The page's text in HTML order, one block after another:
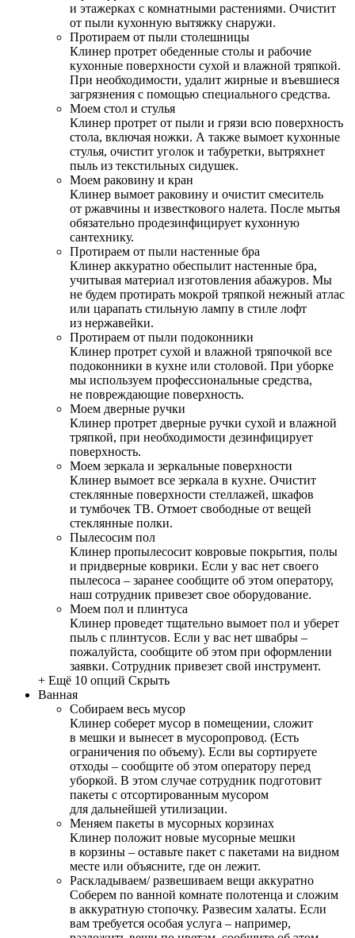
и этажерках с комнатными растениями. Очистит
от пыли кухонную вытяжку снаружи.
Протираем от пыли столешницы
Клинер протрет обеденные столы и рабочие
кухонные поверхности сухой и влажной тряпкой.
При необходимости, удалит жирные и въевшиеся
загрязнения с помощью специального средства.
Моем стол и стулья
Клинер протрет от пыли и грязи всю поверхность
стола, включая ножки. А также вымоет кухонные
стулья, очистит уголок и табуретки, вытряхнет
пыль из текстильных сидушек.
Моем раковину и кран
Клинер вымоет раковину и очистит смеситель
от ржавчины и известкового налета. После мытья
обязательно продезинфицирует кухонную
сантехнику.
Протираем от пыли настенные бра
Клинер аккуратно обеспылит настенные бра,
учитывая материал изготовления абажуров. Мы
не будем протирать мокрой тряпкой нежный атлас
или царапать стильную лампу в стиле лофт
из нержавейки.
Протираем от пыли подоконники
Клинер протрет сухой и влажной тряпочкой все
подоконники в кухне или столовой. При уборке
мы используем профессиональные средства,
не повреждающие поверхность.
Моем дверные ручки
Клинер протрет дверные ручки сухой и влажной
тряпкой, при необходимости дезинфицирует
поверхность.
Моем зеркала и зеркальные поверхности
Клинер вымоет все зеркала в кухне. Очистит
стеклянные поверхности стеллажей, шкафов
и тумбочек ТВ. Отмоет свободные от вещей
стеклянные полки.
Пылесосим пол
Клинер пропылесосит ковровые покрытия, полы
и придверные коврики. Если у вас нет своего
пылесоса – заранее сообщите об этом оператору,
наш сотрудник привезет свое оборудование.
Моем пол и плинтуса
Клинер проведет тщательно вымоет пол и уберет
пыль с плинтусов. Если у вас нет швабры –
пожалуйста, сообщите об этом при оформлении
заявки. Сотрудник привезет свой инструмент.
+ Ещё 10 опций Скрыть
Ванная
Собираем весь мусор
Клинер соберет мусор в помещении, сложит
в мешки и вынесет в мусоропровод. (Есть
ограничения по объему). Если вы сортируете
отходы – сообщите об этом оператору перед
уборкой. В этом случае сотрудник подготовит
пакеты с отсортированным мусором
для дальнейшей утилизации.
Меняем пакеты в мусорных корзинах
Клинер положит новые мусорные мешки
в корзины – оставьте пакет с пакетами на видном
месте или объясните, где он лежит.
Раскладываем/ развешиваем вещи аккуратно
Соберем по ванной комнате полотенца и сложим
в аккуратную стопочку. Развесим халаты. Если
вам требуется особая услуга – например,